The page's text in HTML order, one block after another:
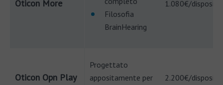
Oticon More
Filosofia
BrainHearing
1.080€/
Oticon Opn Play
Progettato
appositamente per
2.200€/